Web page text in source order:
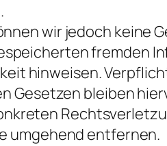
wir jedoch keine
fremden
hinweisen.
Gesetzen bleiben
umgehend entfernen.